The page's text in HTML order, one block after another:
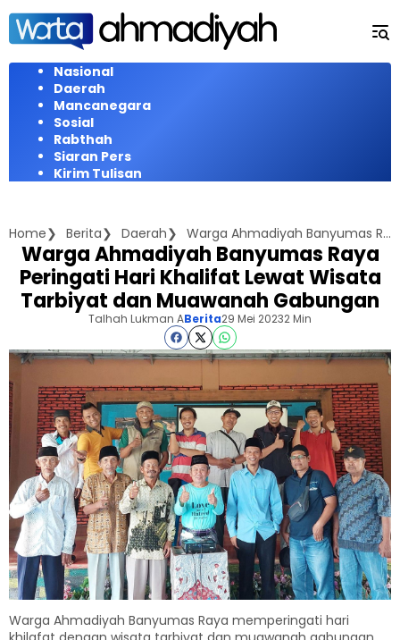
Langsung
konten
Nasional
Daerah
Mancanegara
Sosial
Rabthah
Siaran Pers
Kirim Tulisan
Home Berita Daerah Warga Ahmadiyah Banyumas Raya Peringati Hari Khalifat Lewat Wisata Tarbiyat dan Muawanah Gabungan
Warga Ahmadiyah Banyumas Raya
Peringati Hari Khalifat Lewat Wisata
Tarbiyat dan Muawanah Gabungan
Talhah Lukman ABerita29 Mei 20232 Min
Warga Ahmadiyah Banyumas Raya memperingati hari